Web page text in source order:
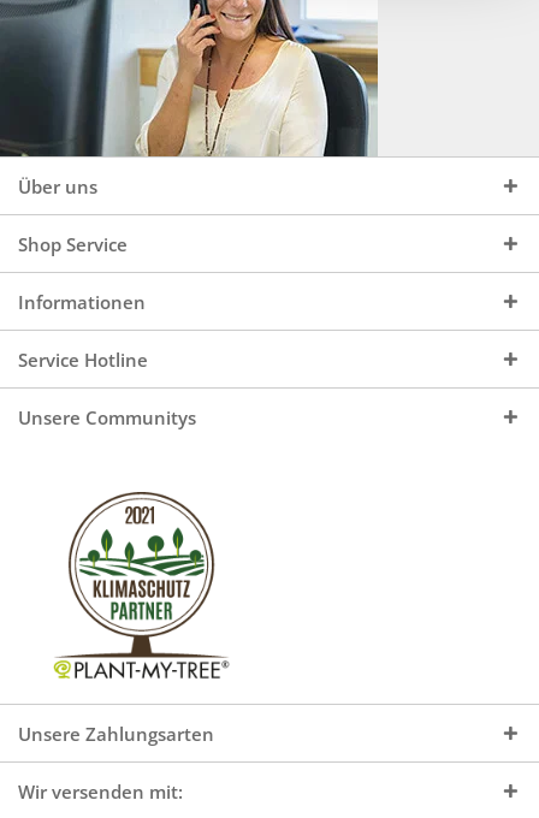
Über uns
Shop Service
Informationen
Service Hotline
Unsere Communitys
Unsere Zahlungsarten
Wir versenden mit: